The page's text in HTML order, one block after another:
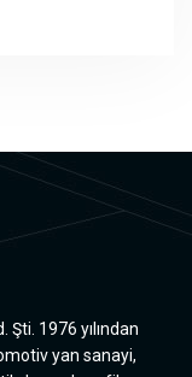
1976 yılından
yan sanayi,